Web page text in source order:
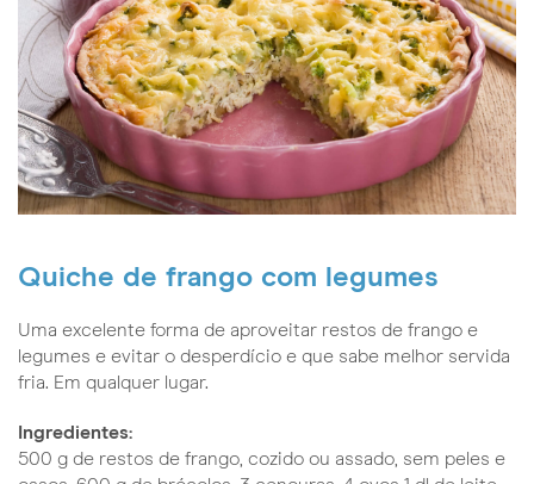
Quiche de frango com legumes
Uma excelente forma de aproveitar restos de frango e
legumes e evitar o desperdício e que sabe melhor servida
fria. Em qualquer lugar.
Ingredientes:
500 g de restos de frango, cozido ou assado, sem peles e